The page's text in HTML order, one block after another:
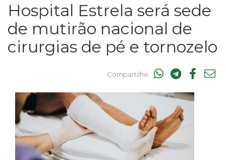
Hospital Estrela será sede
de mutirão nacional de
cirurgias de pé e tornozelo
Compartilhe: